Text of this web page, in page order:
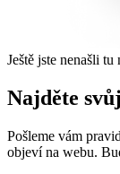
Ještě jste nenašli
Najděte
Pošleme vám
objeví na webu.